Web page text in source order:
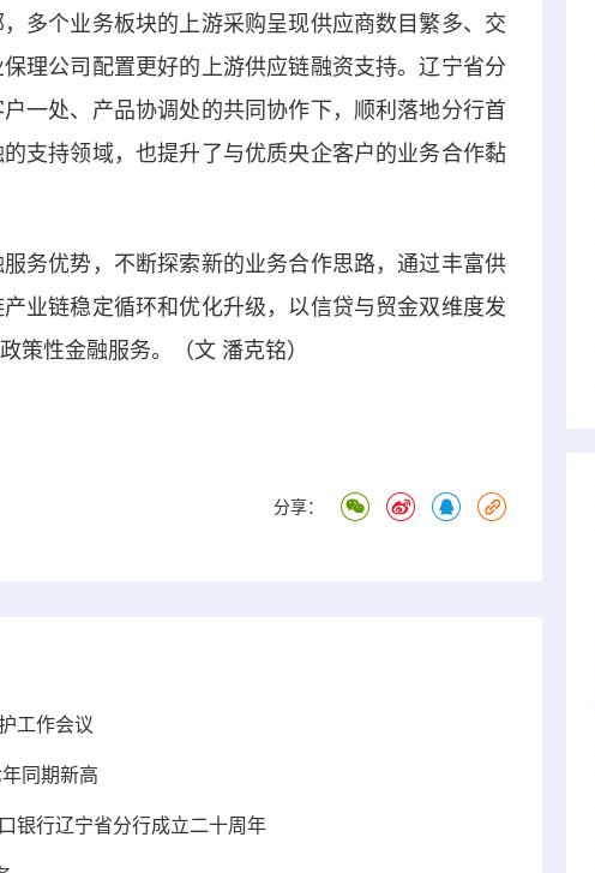
个业务板块的上游采购呈现供应商数目繁多、交
理公司配置更好的上游供应链融资支持。辽宁省分
一处、产品协调处的共同协作下，顺利落地分行首
支持领域，也提升了与优质央企客户的业务合作黏
优势，不断探索新的业务合作思路，通过丰富供
业链稳定循环和优化升级，以信贷与贸金双维度发
策性金融服务。（文 潘克铭）
分享：
工作会议
同期新高
银行辽宁省分行成立二十周年